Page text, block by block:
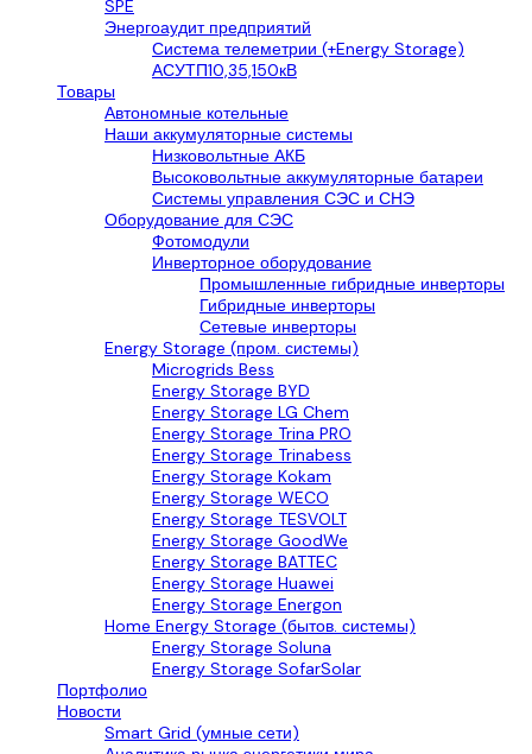
SPE
Энергоаудит предприятий
Система телеметрии (+Energy Storage)
АСУТП10,35,150кВ
Товары
Автономные котельные
Наши аккумуляторные системы
Низковольтные АКБ
Высоковольтные аккумуляторные батареи
Системы управления СЭС и СНЭ
Оборудование для СЭС
Фотомодули
Инверторное оборудование
Промышленные гибридные инверторы
Гибридные инверторы
Сетевые инверторы
Energy Storage (пром. системы)
Microgrids Bess
Energy Storage BYD
Energy Storage LG Chem
Energy Storage Trina PRO
Energy Storage Trinabess
Energy Storage Kokam
Energy Storage WECO
Energy Storage TESVOLT
Energy Storage GoodWe
Energy Storage BATTEC
Energy Storage Huawei
Energy Storage Energon
Home Energy Storage (бытов. системы)
Energy Storage Soluna
Energy Storage SofarSolar
Портфолио
Новости
Smart Grid (умные сети)